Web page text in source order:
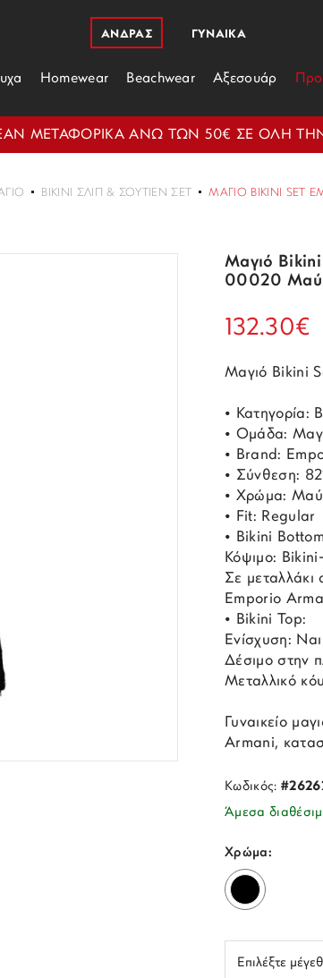
ΑΝΔΡΑΣ
Homewear Beachwear Αξεσουάρ
ΓΥΝΑΙΚΑ
ΜΕΤΑΦΟΡΙΚΑ ΑΝΩ ΤΩΝ 50€ ΣΕ ΟΛΗ
BIKINI ΣΛΙΠ & ΣΟΥΤΙΈΝ ΣΕΤ ΜΑΓΙΌ BIKINI SET
Μαγιό
00020
132.30€
Μαγιό Bikini
• Κατηγορία:
• Ομάδα:
• Brand:
• Σύνθεση:
• Χρώμα:
• Fit: Regular
• Bikini
Κόψιμο:
Σε μεταλλάκι
Emporio
• Bikini Top:
Ενίσχυση:
Δέσιμο στην
Μεταλλικό
Γυναικείο
Armani,
Κωδικός:
Άμεσα
Χρώμα: